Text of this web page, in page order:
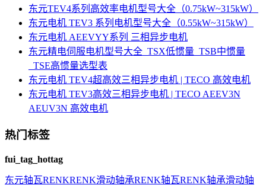
东元TEV4系列高效率电机型号大全（0.75kW~315kW）
东元电机 TEV3 系列电机型号大全（0.55kW~315kW）
东元电机 AEEVYY系列 三相异步电机
东元精电伺服电机型号大全_TSX低惯量_TSB中惯量
_TSE高惯量选型表
东元电机 TEV4超高效三相异步电机 | TECO 高效电机
东元电机 TEV3高效三相异步电机 | TECO AEEV3N
AEUV3N 高效电机
热门标签
fui_tag_hottag
东元轴瓦RENKRENK滑动轴承RENK轴瓦RENK轴承滑动轴